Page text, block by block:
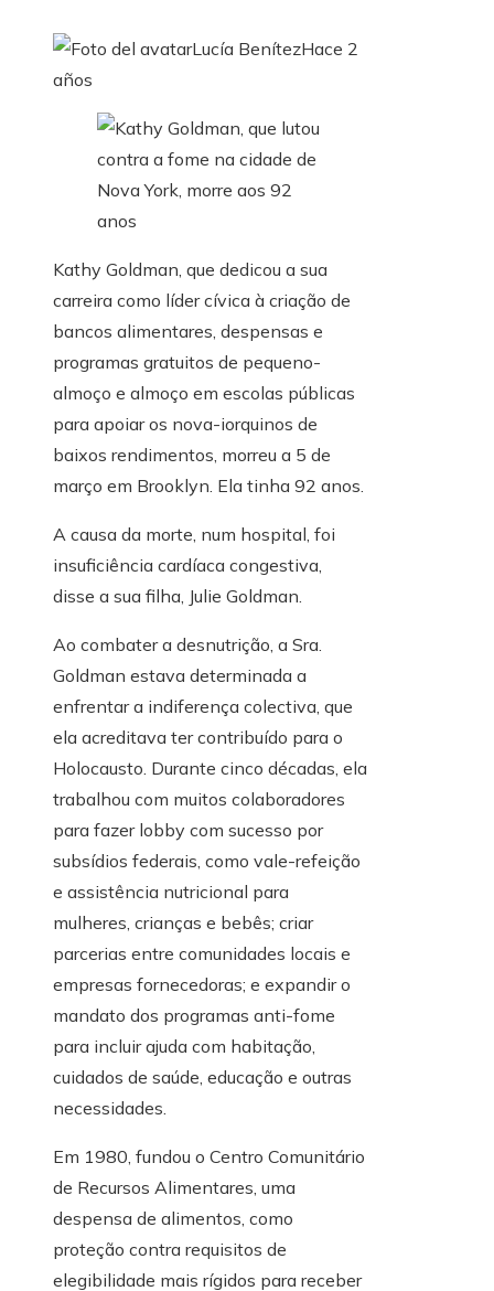
Lucía BenítezHace 2
años
Kathy Goldman, que dedicou a sua
carreira como líder cívica à criação de
bancos alimentares, despensas e
programas gratuitos de pequeno-
almoço e almoço em escolas públicas
para apoiar os nova-iorquinos de
baixos rendimentos, morreu a 5 de
março em Brooklyn. Ela tinha 92 anos.
A causa da morte, num hospital, foi
insuficiência cardíaca congestiva,
disse a sua filha, Julie Goldman.
Ao combater a desnutrição, a Sra.
Goldman estava determinada a
enfrentar a indiferença colectiva, que
ela acreditava ter contribuído para o
Holocausto. Durante cinco décadas, ela
trabalhou com muitos colaboradores
para fazer lobby com sucesso por
subsídios federais, como vale-refeição
e assistência nutricional para
mulheres, crianças e bebês; criar
parcerias entre comunidades locais e
empresas fornecedoras; e expandir o
mandato dos programas anti-fome
para incluir ajuda com habitação,
cuidados de saúde, educação e outras
necessidades.
Em 1980, fundou o Centro Comunitário
de Recursos Alimentares, uma
despensa de alimentos, como
proteção contra requisitos de
elegibilidade mais rígidos para receber